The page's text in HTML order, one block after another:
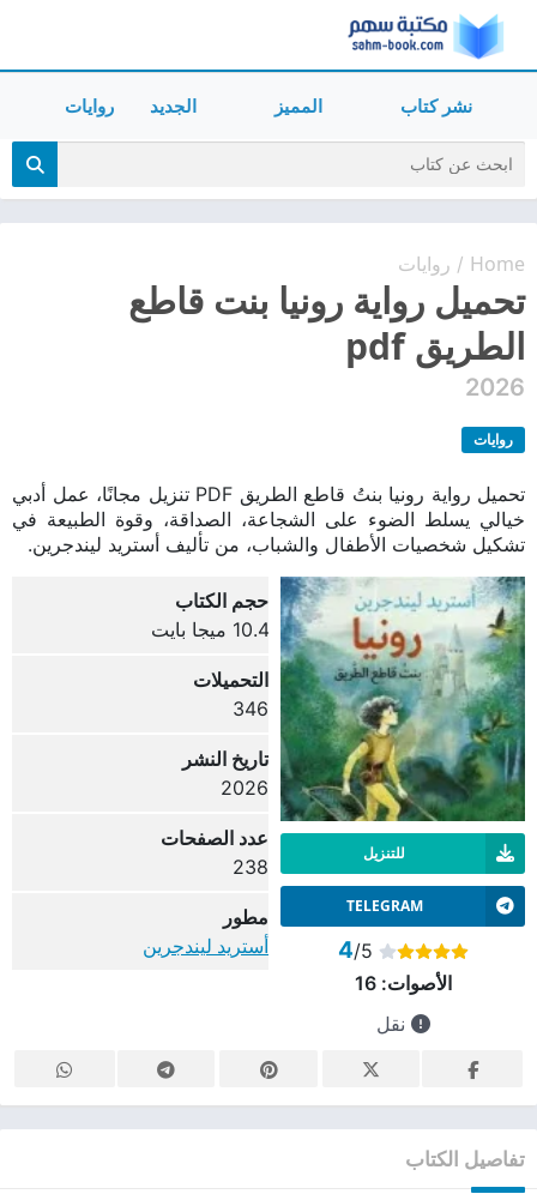
نشر كتاب المميز الجديد روايات
Home
/ روايات
تحميل رواية رونيا بنت قاطع
الطريق pdf
2026
روايات
تحميل رواية رونيا بنتُ قاطع الطريق PDF تنزيل مجانًا، عمل أدبي
خيالي يسلط الضوء على الشجاعة، الصداقة، وقوة الطبيعة في
تشكيل شخصيات الأطفال والشباب، من تأليف أستريد ليندجرين.
للتنزيل
TELEGRAM
4/5
الأصوات:16
نقل
حجم الكتاب
10.4 ميجا بايت
التحميلات
346
تاريخ النشر
2026
عدد الصفحات
238
مطور
أستريد ليندجرين
تفاصيل الكتاب